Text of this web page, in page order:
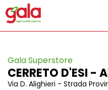
Gala Superstore
CERRETO D'ESI -
Via D. Alighieri - Strada